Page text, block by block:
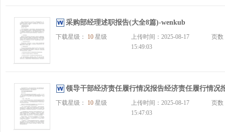
采购部经理述职报告(大全8篇)-wenkub
下载星级： 10 星级
上传时间：2025-08-17
15:49:03
页
领导干部经济责任履行情况报告经济责任履行情况
下载星级： 10 星级
上传时间：2025-08-17
15:47:03
页